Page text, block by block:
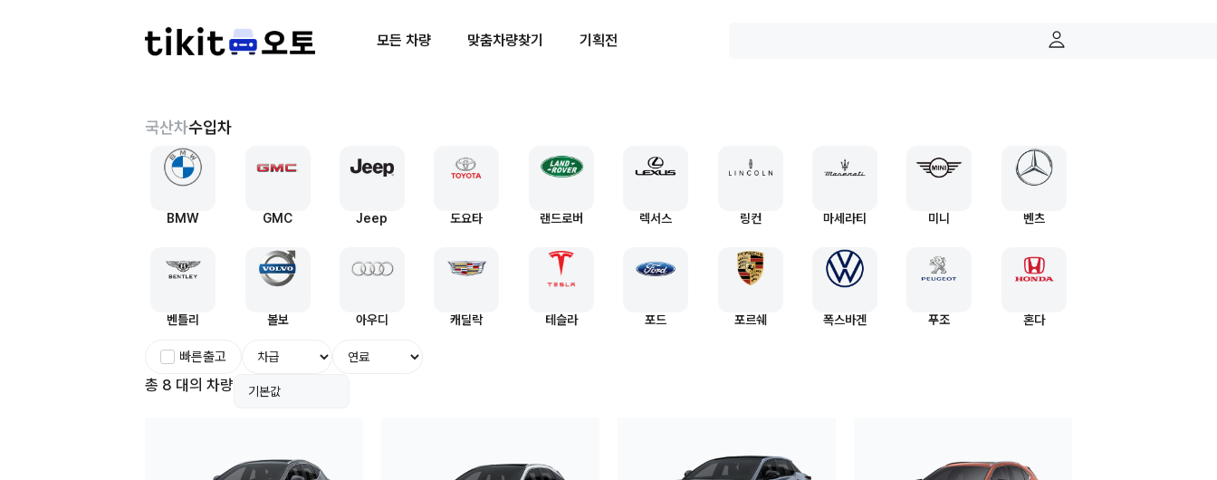
모든 차량 맞춤차량찾기 기획전
국산차수입차
BMW GMC Jeep 도요타 랜드로버 렉서스 링컨 마세라티 미니 벤츠
벤틀리 볼보 아우디 캐딜락 테슬라 포드 포르쉐 폭스바겐 푸조 혼다
빠른출고
총 8 대의 차량